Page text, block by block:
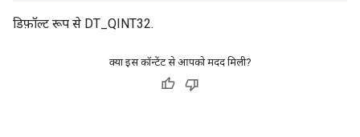
डिफ़ॉल्ट रूप से DT_QINT32.
क्या इस कॉन्टेंट से आपको मदद मिली?